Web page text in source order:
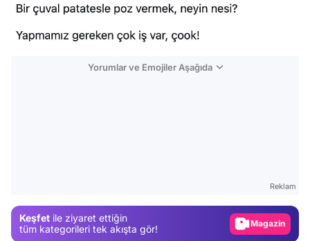
Yorumlar ve Emojiler Aşağıda
Reklam
Keşfet ile ziyaret ettiğin
tüm kategorileri tek akışta gör!
Magazin